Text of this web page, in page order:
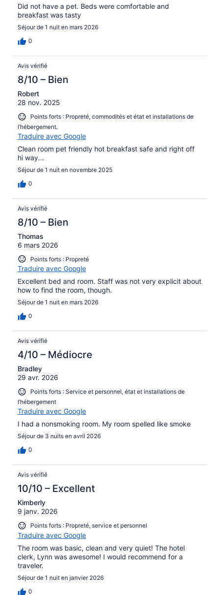
Did not have a pet. Beds were comfortable and
breakfast was tasty
Séjour de 1 nuit en mars 2026
0
Avis vérifié
8/10 – Bien
Robert
28 nov. 2025
Points forts : Propreté, commodités et état et installations de
l’hébergement.
Traduire avec Google
Clean room pet friendly hot breakfast safe and right off
hi way...
Séjour de 1 nuit en novembre 2025
0
Avis vérifié
8/10 – Bien
Thomas
6 mars 2026
Points forts : Propreté
Traduire avec Google
Excellent bed and room. Staff was not very explicit about
how to find the room, though.
Séjour de 1 nuit en mars 2026
0
Avis vérifié
4/10 – Médiocre
Bradley
29 avr. 2026
Points forts : Service et personnel, état et installations de
l’hébergement
Traduire avec Google
I had a nonsmoking room. My room spelled like smoke
Séjour de 3 nuits en avril 2026
0
Avis vérifié
10/10 – Excellent
Kimberly
9 janv. 2026
Points forts : Propreté, service et personnel
Traduire avec Google
The room was basic, clean and very quiet! The hotel
clerk, Lynn was awesome! I would recommend for a
traveler.
Séjour de 1 nuit en janvier 2026
0